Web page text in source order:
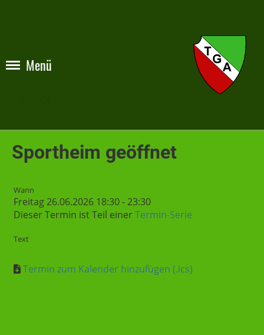
Menü
Sportheim geöffnet
Wann
Freitag 26.06.2026 18:30 - 23:30
Dieser Termin ist Teil einerTermin-Serie
Text
Termin zum Kalender hinzufügen (.ics)